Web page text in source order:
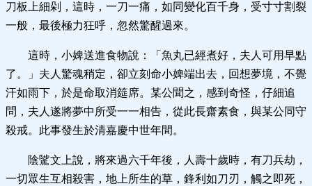
刀板上細剁，這時，一刀一痛，如同變化百千身，受寸寸割裂
一般，最後極力狂呼，忽然驚醒過來。
這時，小婢送進食物說：「魚丸已經煮好，夫人可用早點
了。」夫人驚魂稍定，卻立刻命小婢端出去，回想夢境，不覺
汗如雨下，於是命取消筵席。某公聞之，感到奇怪，仔細追
問，夫人遂將夢中所受一一相告，從此長齋素食，與某公同守
殺戒。此事發生於清嘉慶中世年間。
陰騭文上說，將來過六千年後，人壽十歲時，有刀兵劫，
一切眾生互相殺害，地上所生的草，鋒利如刀刃，觸之即死，